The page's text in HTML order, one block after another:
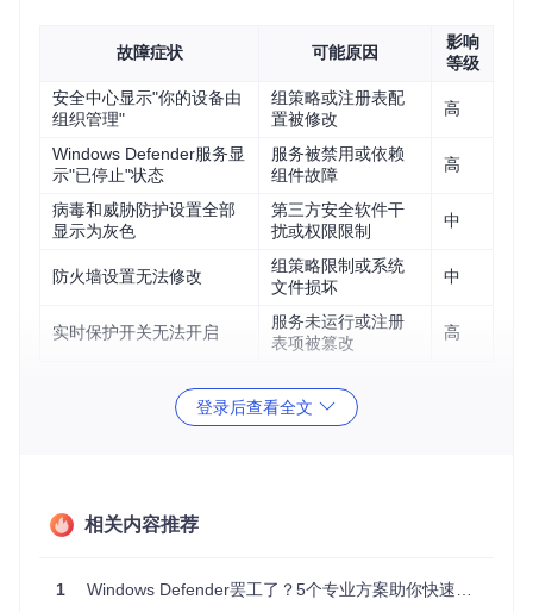
故障症状 可能原因
影响
等级
安全中心显示"你的设备由
组织管理"
组策略或注册表配
置被修改
高
Windows Defender服务显
示"已停止"状态
服务被禁用或依赖
组件故障
高
病毒和威胁防护设置全部
显示为灰色
第三方安全软件干
扰或权限限制
中
防火墙设置无法修改
组策略限制或系统
文件损坏
中
实时保护开关无法开启
服务未运行或注册
表项被篡改
高
🔧 分级解决方案 登录后查看全文
相关内容推荐
1 Windows Defender罢工了？5个专业方案助你快速恢复系统安全防护